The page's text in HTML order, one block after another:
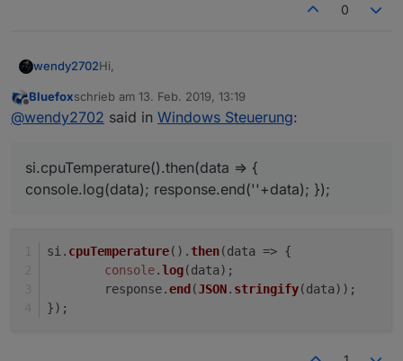
0
wendy2702Hi,
habe mir das NodeJS Package
"Systeminformation" mal auf einem WIN10 Rechner
/*
Examples
const brightness = require('brightness');
const batteryLevel = require('battery-
const si = require('systeminformation');
Wenn ich jetzt aus dem Browser das abschicke:
Bekomme ich auf dem Windows 10 Rechner im
NodeJS Fenster das zurück:
Offline
Bluefoxschrieb am 13. Feb. 2019, 13:19
zuletzt editiert von
@wendy2702 said in Windows Steuerung:
si.cpuTemperature().then(data => {
console.log(data); response.end(''+data); });
si. cpuTemperature().then(data => {
console.log(data);
	response.
end (JSON. stringify(data));
});